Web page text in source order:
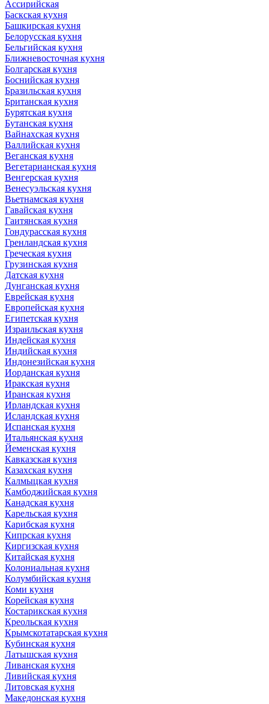
Ассирийская
Баскская кухня
Башкирская кухня
Белорусская кухня
Бельгийская кухня
Ближневосточная кухня
Болгарская кухня
Боснийская кухня
Бразильская кухня
Британская кухня
Бурятская кухня
Бутанская кухня
Вайнахская кухня
Валлийская кухня
Веганская кухня
Вегетарианская кухня
Венгерская кухня
Венесуэльская кухня
Вьетнамская кухня
Гавайская кухня
Гаитянская кухня
Гондурасская кухня
Гренландская кухня
Греческая кухня
Грузинская кухня
Датская кухня
Дунганская кухня
Еврейская кухня
Европейская кухня
Египетская кухня
Израильская кухня
Индейская кухня
Индийская кухня
Индонезийская кухня
Иорданская кухня
Иракская кухня
Иранская кухня
Ирландская кухня
Исландская кухня
Испанская кухня
Итальянская кухня
Йеменская кухня
Кавказская кухня
Казахская кухня
Калмыцкая кухня
Камбоджийская кухня
Канадская кухня
Карельская кухня
Карибская кухня
Кипрская кухня
Киргизская кухня
Китайская кухня
Колониальная кухня
Колумбийская кухня
Коми кухня
Корейская кухня
Костарикская кухня
Креольская кухня
Крымскотатарская кухня
Кубинская кухня
Латышская кухня
Ливанская кухня
Ливийская кухня
Литовская кухня
Македонская кухня